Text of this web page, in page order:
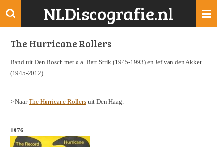
Ga
de
NLDiscografie.nl
The Hurricane Rollers
Band uit Den Bosch met o.a. Bart Strik (1945-1993) en Jef van den Akker
(1945-2012).
> NaarThe Hurricane Rollers uit Den Haag.
1976